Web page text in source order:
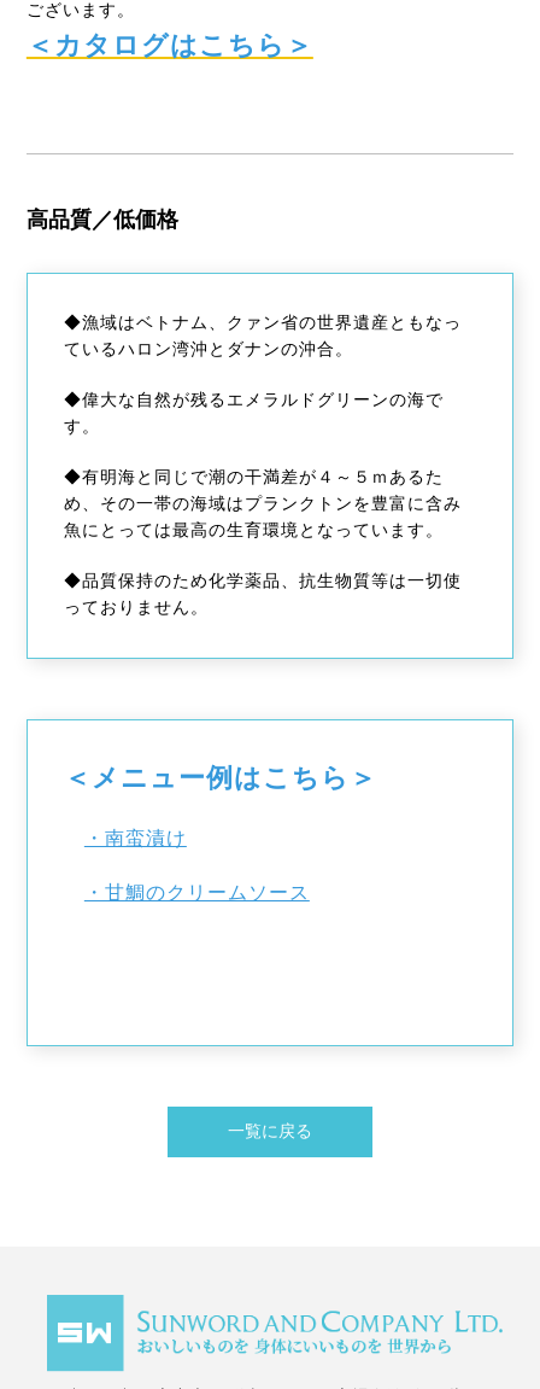
ございます。
＜カタログはこちら＞
高品質／低価格
◆漁域はベトナム、クァン省の世界遺産ともなっ
ているハロン湾沖とダナンの沖合。
◆偉大な自然が残るエメラルドグリーンの海で
す。
◆有明海と同じで潮の干満差が４～５ｍあるた
め、その一帯の海域はプランクトンを豊富に含み
魚にとっては最高の生育環境となっています。
◆品質保持のため化学薬品、抗生物質等は一切使
っておりません。
＜メニュー例はこちら＞
・南蛮漬け
・甘鯛のクリームソース
一覧に戻る